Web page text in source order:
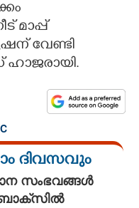
മാപ്പ്
വേണ്ടി
ദിവസവും
സംഭവങ്ങൾ